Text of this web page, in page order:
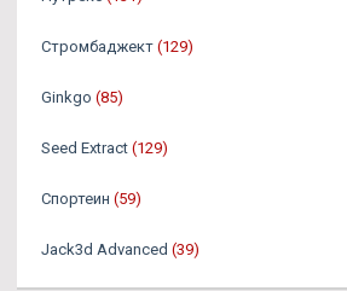
Стромбаджект (129)
Ginkgo (85)
Seed Extract (129)
Спортеин (59)
Jack3d Advanced (39)